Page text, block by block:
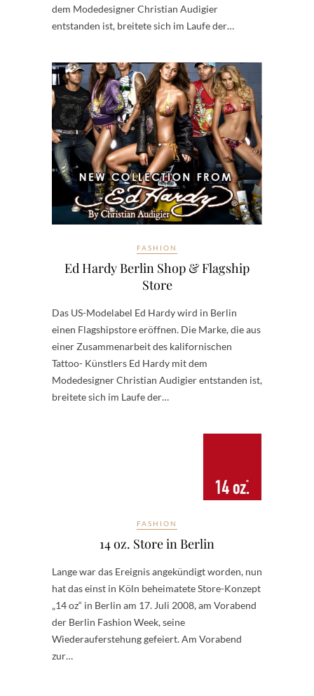
dem Modedesigner Christian Audigier
entstanden ist, breitete sich im Laufe der…
FASHION
Ed Hardy Berlin Shop & Flagship
Store
Das US-Modelabel Ed Hardy wird in Berlin
einen Flagshipstore eröffnen. Die Marke, die aus
einer Zusammenarbeit des kalifornischen
Tattoo- Künstlers Ed Hardy mit dem
Modedesigner Christian Audigier entstanden ist,
breitete sich im Laufe der…
FASHION
14 oz. Store in Berlin
Lange war das Ereignis angekündigt worden, nun
hat das einst in Köln beheimatete Store-Konzept
„14 oz“ in Berlin am 17. Juli 2008, am Vorabend
der Berlin Fashion Week, seine
Wiederauferstehung gefeiert. Am Vorabend
zur…